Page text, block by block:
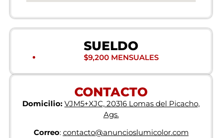
SUELDO
$9,200 MENSUALES
CONTACTO
Domicilio: VJM5+XJC, 20316 Lomas del Picacho,
Ags.
Correo: contacto@anuncioslumicolor.com